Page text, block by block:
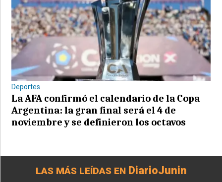
Deportes
La AFA confirmó el calendario de la Copa
Argentina: la gran final será el 4 de
noviembre y se definieron los octavos
LAS MÁS LEÍDAS ENDiarioJunin